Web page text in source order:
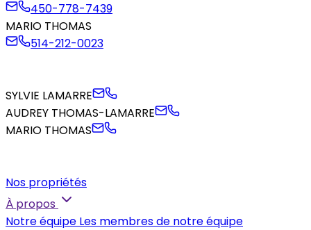
450-778-7439
MARIO THOMAS
514-212-0023
SYLVIE LAMARRE
AUDREY THOMAS-LAMARRE
MARIO THOMAS
Nos propriétés
À propos
Notre équipe Les membres de notre équipe